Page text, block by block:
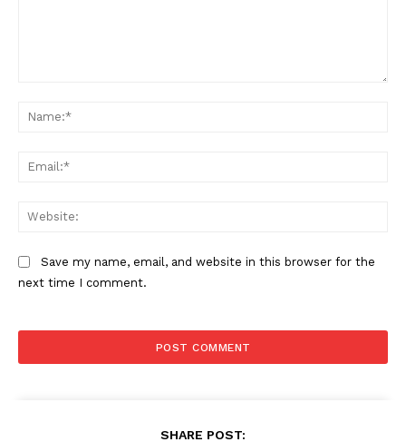
Save my name, email, and website in this browser for the
next time I comment.
SHARE POST: